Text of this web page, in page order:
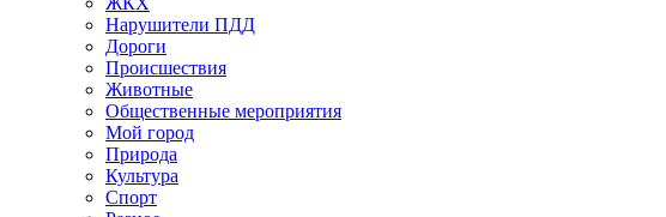
Нарушители ПДД
Дороги
Происшествия
Животные
Общественные мероприятия
Мой город
Природа
Культура
Спорт